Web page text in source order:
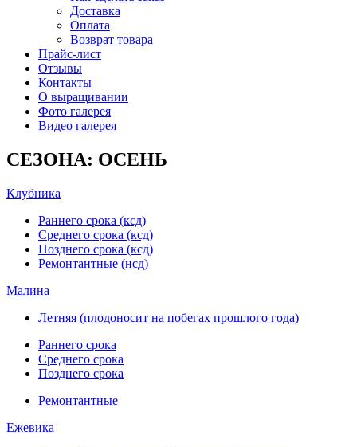
Доставка
Оплата
Возврат товара
Прайс-лист
Отзывы
Контакты
О выращивании
Фото галерея
Видео галерея
СЕЗОНА: ОСЕНЬ
Клубника
Раннего срока (ксд)
Среднего срока (ксд)
Позднего срока (ксд)
Ремонтантные (нсд)
Малина
Летняя (плодоносит на побегах прошлого года)
Раннего срока
Среднего срока
Позднего срока
Ремонтантные
Ежевика